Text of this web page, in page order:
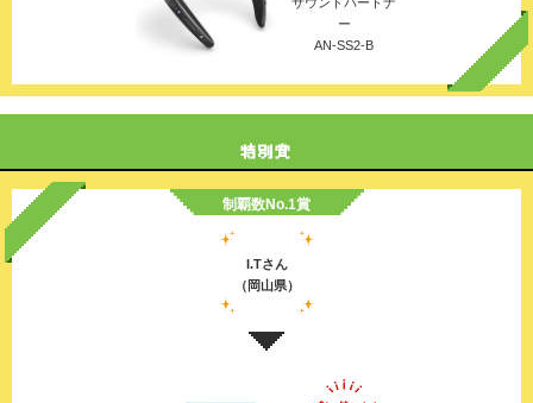
ー
AN-SS2-B
制覇数No.1賞
I.Tさん
（岡山県）